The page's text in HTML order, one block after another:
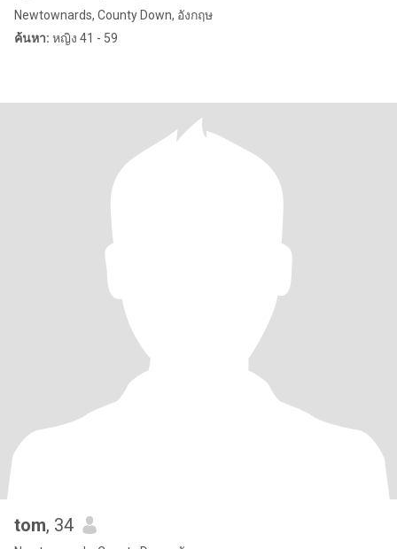
Newtownards, County Down, อังกฤษ
ค้นหา: หญิง 41 - 59
tom, 34